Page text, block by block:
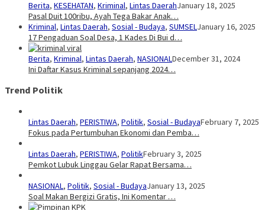
Berita, KESEHATAN, Kriminal, Lintas DaerahJanuary 18, 2025
Pasal Duit 100ribu, Ayah Tega Bakar Anak…
Kriminal, Lintas Daerah, Sosial - Budaya, SUMSELJanuary 16, 2025
17 Pengaduan Soal Desa, 1 Kades Di Bui d…
Berita, Kriminal, Lintas Daerah, NASIONALDecember 31, 2024
Ini Daftar Kasus Kriminal sepanjang 2024…
Trend Politik
Lintas Daerah, PERISTIWA, Politik, Sosial - BudayaFebruary 7, 2025
Fokus pada Pertumbuhan Ekonomi dan Pemba…
Lintas Daerah, PERISTIWA, PolitikFebruary 3, 2025
Pemkot Lubuk Linggau Gelar Rapat Bersama…
NASIONAL, Politik, Sosial - BudayaJanuary 13, 2025
Soal Makan Bergizi Gratis, Ini Komentar …